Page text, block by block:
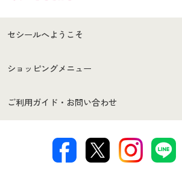
セシールへようこそ
はじめての方へ
セシールご利用規約
著作権・商標について 会社案内
ショッピングメニュー
商品カテゴリ
ご利用ガイド・お問い合わせ
交換・返品は お支払は